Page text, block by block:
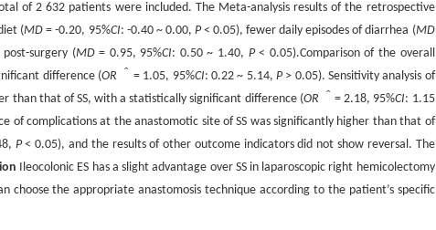
of 2 632 patients were included. The Meta-analysis results of the retrospective
(MD = -0.20, 95%CI: -0.40 ~ 0.00, P< 0.05), fewer daily episodes of diarrhea (MD
surgery (MD= 0.95, 95%CI: 0.50 ~ 1.40, P< 0.05).Comparison of the overall
difference (OR＾ = 1.05, 95%CI: 0.22 ~ 5.14, P> 0.05). Sensitivity analysis of
than that of SS, with a statistically significant difference (OR＾ = 2.18, 95%CI: 1.15
of complications at the anastomotic site of SS was significantly higher than that of
P< 0.05), and the results of other outcome indicators did not show reversal. The
Ileocolonic ES has a slight advantage over SS in laparoscopic right hemicolectomy
choose the appropriate anastomosis technique according to the patient’s specific